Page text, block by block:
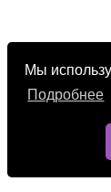
Мы
Подробнее